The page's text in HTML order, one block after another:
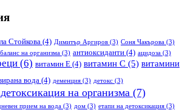
Стойкова (4) Димитър Аргиров (3) Соня Чакърова (3)
на организма (3) антиоксиданти (4) ацидоза (3)
(6) витамин Е (4) витамин С (5) витамини
вода (4) деменция (3) детокс (3)
детоксикация на организма (7)
прием на вода (3) дом (3) етапи на детоксикация (3)